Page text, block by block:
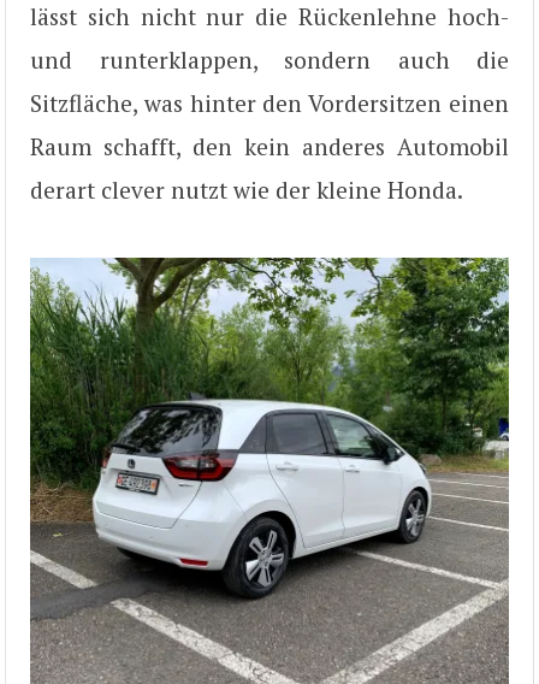
lässt sich nicht nur die Rückenlehne hoch-
und runterklappen, sondern auch die
Sitzfläche, was hinter den Vordersitzen einen
Raum schafft, den kein anderes Automobil
derart clever nutzt wie der kleine Honda.